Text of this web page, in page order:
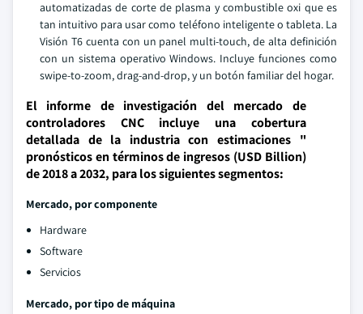
automatizadas de corte de plasma y combustible oxi que es
tan intuitivo para usar como teléfono inteligente o tableta. La
Visión T6 cuenta con un panel multi-touch, de alta definición
con un sistema operativo Windows. Incluye funciones como
swipe-to-zoom, drag-and-drop, y un botón familiar del hogar.
El informe de investigación del mercado de
controladores CNC incluye una cobertura
detallada de la industria con estimaciones "
pronósticos en términos de ingresos (USD Billion)
de 2018 a 2032, para los siguientes segmentos:
Mercado, por componente
Hardware
Software
Servicios
Mercado, por tipo de máquina